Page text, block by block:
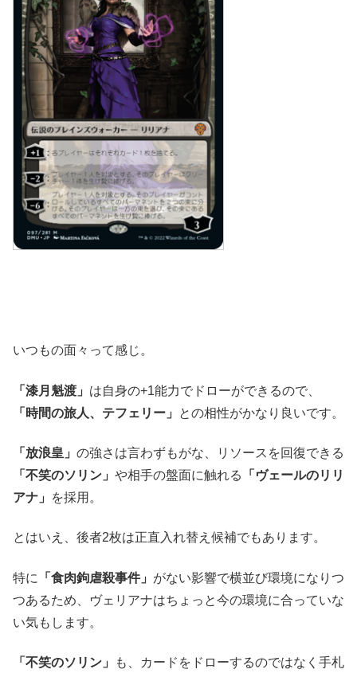
いつもの面々って感じ。
「漆月魁渡」 は自身の+1能力でドローができるので、
「時間の旅人、テフェリー」
との相性がかなり良いです。
「放浪皇」 の強さは言わずもがな、リソースを回復できる
「不笑のソリン」 や相手の盤面に触れる
「ヴェールのリリ
アナ」
を採用。
とはいえ、後者2枚は正直入れ替え候補でもあります。
特に 「食肉鉤虐殺事件」 がない影響で横並び環境になりつ
つあるため、ヴェリアナはちょっと今の環境に合っていな
い気もします。
「不笑のソリン」
も、カードをドローするのではなく手札